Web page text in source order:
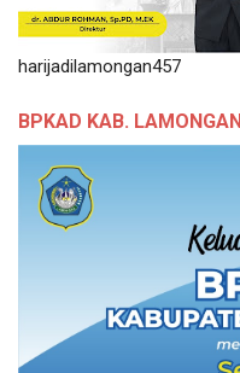
harijadilamongan457
BPKAD KAB. LAMONGAN